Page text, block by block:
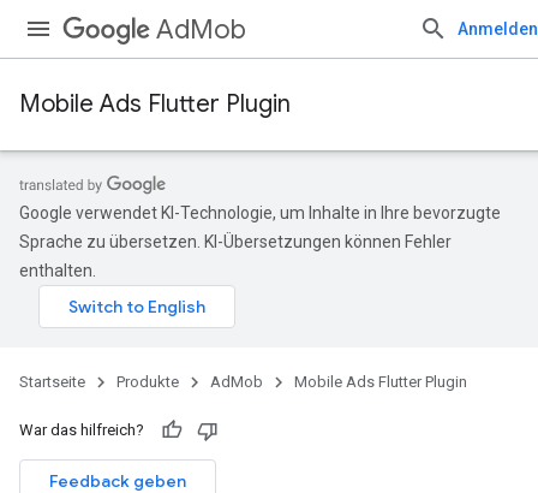
AdMob Anmelden
Mobile Ads Flutter Plugin
Google verwendet KI-Technologie, um Inhalte in Ihre bevorzugte
Sprache zu übersetzen. KI-Übersetzungen können Fehler
enthalten.
Startseite Produkte AdMob Mobile Ads Flutter Plugin
War das hilfreich?
Feedback geben